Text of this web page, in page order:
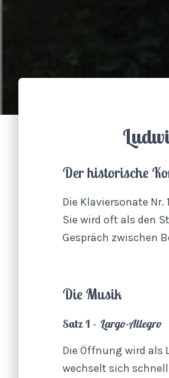
Der historische
Die Klaviersonate
Sie wird oft als den
Gespräch zwischen
Die Musik
Satz I – Largo-Allegro
Die Öffnung wird als
wechselt sich